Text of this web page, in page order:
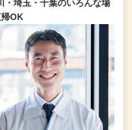
・埼玉・千葉のいろんな場
OK